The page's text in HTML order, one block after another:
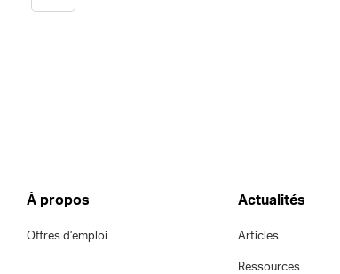
À propos
Offres d’emploi
Actualités
Articles
Ressources